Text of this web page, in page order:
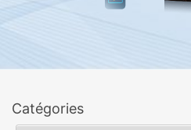
Catégories